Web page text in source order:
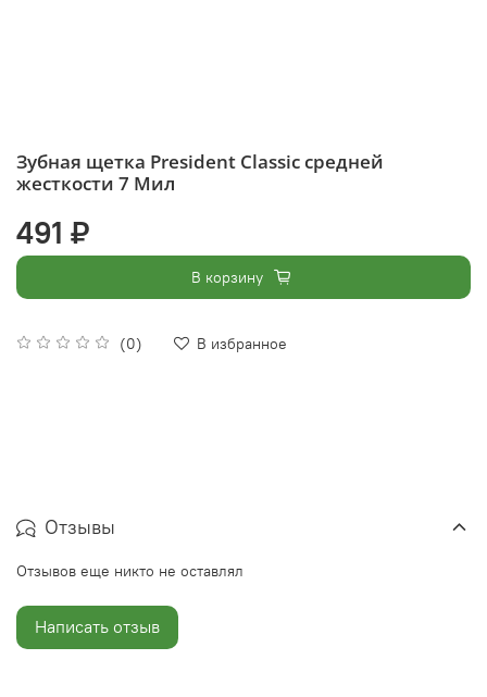
Зубная щетка President Classic средней
жесткости 7 Мил
(0) В избранное
491 ₽
В корзину
Отзывы
Отзывов еще никто не оставлял
Написать отзыв